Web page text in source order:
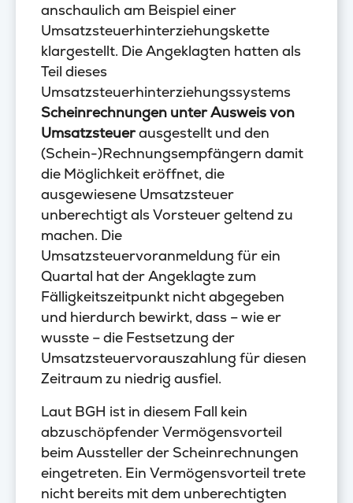
anschaulich am Beispiel einer
Umsatzsteuerhinterziehungskette
klargestellt. Die Angeklagten hatten als
Teil dieses
Umsatzsteuerhinterziehungssystems
Scheinrechnungen unter Ausweis von
Umsatzsteuerausgestellt und den
(Schein-)Rechnungsempfängern damit
die Möglichkeit eröffnet, die
ausgewiesene Umsatzsteuer
unberechtigt als Vorsteuer geltend zu
machen. Die
Umsatzsteuervoranmeldung für ein
Quartal hat der Angeklagte zum
Fälligkeitszeitpunkt nicht abgegeben
und hierdurch bewirkt, dass – wie er
wusste – die Festsetzung der
Umsatzsteuervorauszahlung für diesen
Zeitraum zu niedrig ausfiel.
Laut BGH ist in diesem Fall kein
abzuschöpfender Vermögensvorteil
beim Aussteller der Scheinrechnungen
eingetreten. Ein Vermögensvorteil trete
nicht bereits mit dem unberechtigten